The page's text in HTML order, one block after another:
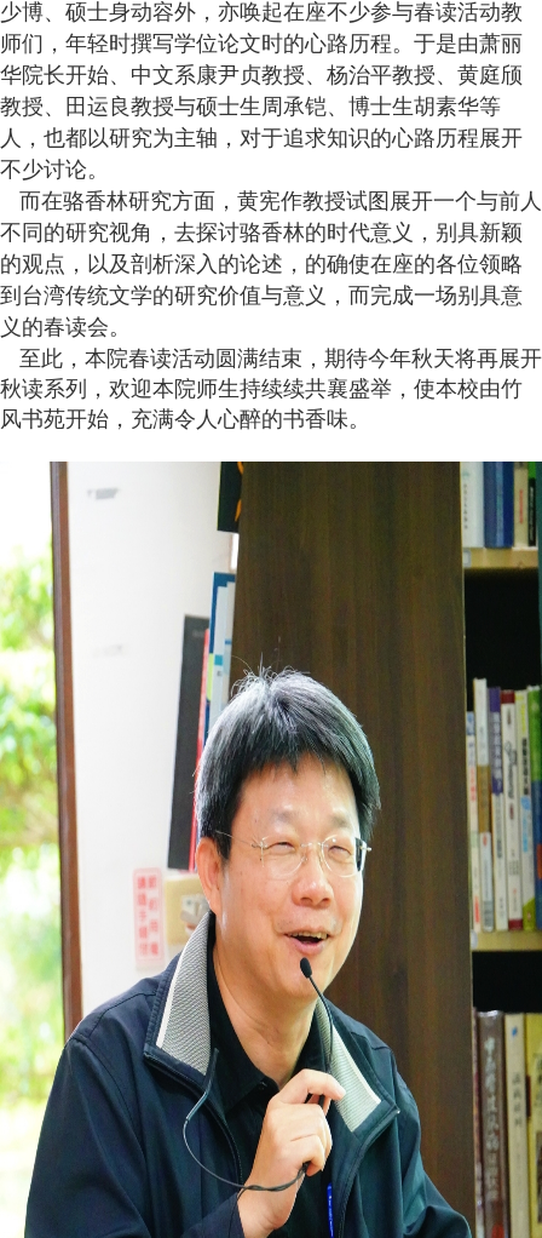
少博、硕士身动容外，亦唤起在座不少参与春读活动教
师们，年轻时撰写学位论文时的心路历程。于是由萧丽
华院长开始、中文系康尹贞教授、杨治平教授、黄庭颀
教授、田运良教授与硕士生周承铠、博士生胡素华等
人，也都以研究为主轴，对于追求知识的心路历程展开
不少讨论。
而在骆香林研究方面，黄宪作教授试图展开一个与前人
不同的研究视角，去探讨骆香林的时代意义，别具新颖
的观点，以及剖析深入的论述，的确使在座的各位领略
到台湾传统文学的研究价值与意义，而完成一场别具意
义的春读会。
至此，本院春读活动圆满结束，期待今年秋天将再展开
秋读系列，欢迎本院师生持续续共襄盛举，使本校由竹
风书苑开始，充满令人心醉的书香味。